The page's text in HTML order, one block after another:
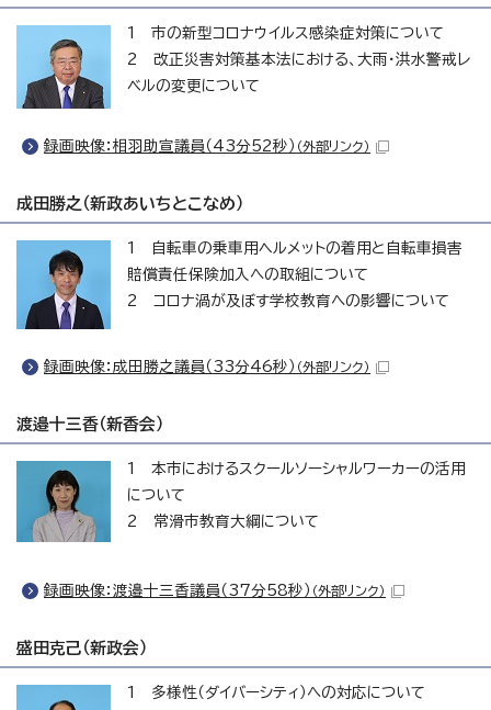
1 市の新型コロナウイルス感染症対策について
2 改正災害対策基本法における、大雨・洪水警戒レ
ベルの変更について
録画映像：相羽助宣議員（43分52秒） （外部リンク）
成田勝之（新政あいちとこなめ）
1 自転車の乗車用ヘルメットの着用と自転車損害
賠償責任保険加入への取組について
2 コロナ渦が及ぼす学校教育への影響について
録画映像：成田勝之議員（33分46秒） （外部リンク）
渡邉十三香（新香会）
1 本市におけるスクールソーシャルワーカーの活用
について
2 常滑市教育大綱について
録画映像：渡邉十三香議員（37分58秒） （外部リンク）
盛田克己（新政会）
1 多様性（ダイバーシティ）への対応について